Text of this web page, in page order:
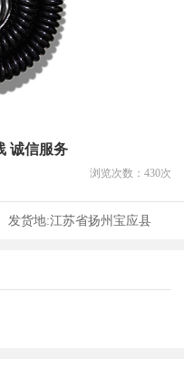
诚信服务
浏览次数： 430次
发货地:江苏省扬州宝应县